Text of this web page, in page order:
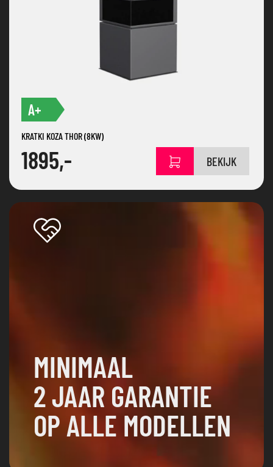
A+
KRATKI KOZA THOR (8KW)
1895,- BEKIJK
MINIMAAL
2 JAAR GARANTIE
OP ALLE MODELLEN